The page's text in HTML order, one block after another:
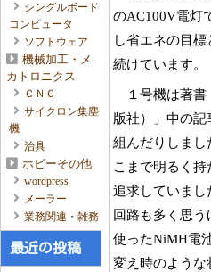
シングルボード
コンピュータ
ソフトウェア
機械加工・メ
カトロニクス
ＣＮＣ
サイクロン集塵
機
治具
ホビーその他
wordpress
メーラー
業務関連・雑務
最近の投稿
のAC100V電灯
し省エネの目
続けています。
１号機は著書
版社）」中の記
組んだりしまし
こまで明るく
追求していまし
回路も多く思う
使ったNiMH電
変え時のような